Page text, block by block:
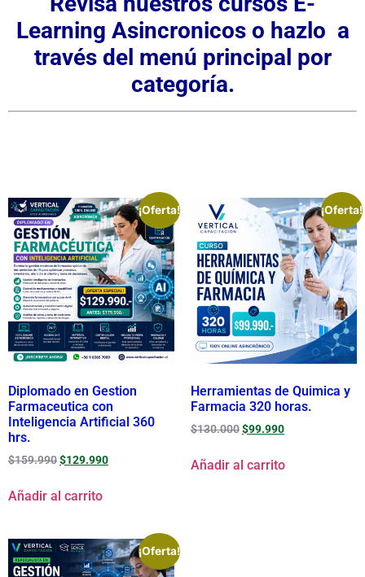
Learning Asincronicos o hazlo a
través del menú principal por
categoría.
¡Oferta!
Diplomado en Gestion
Farmaceutica con
Inteligencia Artificial 360
hrs.
$159.990$129.990
Añadir al carrito
¡Oferta!
Herramientas de Quimica y
Farmacia 320 horas.
$130.000$99.990
Añadir al carrito
¡Oferta!